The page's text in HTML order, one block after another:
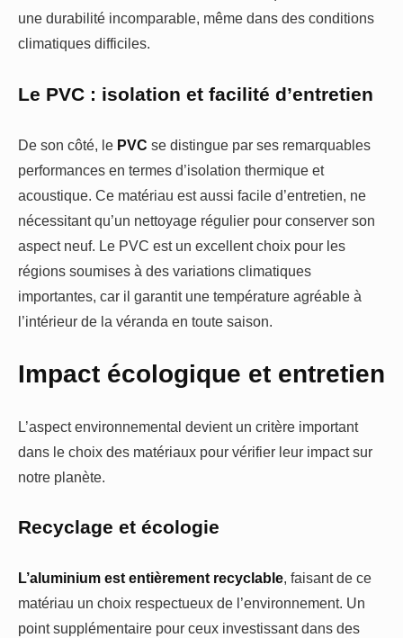
une durabilité incomparable, même dans des conditions
climatiques difficiles.
Le PVC : isolation et facilité d’entretien
De son côté, le PVC se distingue par ses remarquables
performances en termes d’isolation thermique et
acoustique. Ce matériau est aussi facile d’entretien, ne
nécessitant qu’un nettoyage régulier pour conserver son
aspect neuf. Le PVC est un excellent choix pour les
régions soumises à des variations climatiques
importantes, car il garantit une température agréable à
l’intérieur de la véranda en toute saison.
Impact écologique et entretien
L’aspect environnemental devient un critère important
dans le choix des matériaux pour vérifier leur impact sur
notre planète.
Recyclage et écologie
L’aluminium est entièrement recyclable, faisant de ce
matériau un choix respectueux de l’environnement. Un
point supplémentaire pour ceux investissant dans des